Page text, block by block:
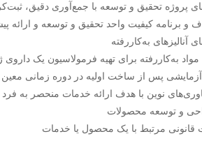
پروژه تحقیق و توسعه با جمع‌آوری دقیق،
و برنامه کیفیت واحد تحقیق و توسعه و ارائه
آنالیز‌های به‌کاررفته
به‌کاررفته برای تهیه فرمولاسیون یک داروی
پس از ساخت اولیه در دوره زمانی معین
نوین با هدف ارائه خدمات منحصر به فرد
و توسعه محصولات
قانونی مرتبط با یک محصول یا خدمات